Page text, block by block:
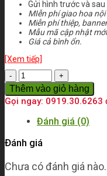
Gửi hình trước và sau
MIễn phí giao hoa
Miễn phí thiệp,
Mẫu mã cập nhật
Giá cả bình ổn.
[Xem tiếp]
Số
lượng
Thêm vào giỏ hàng
Gọi ngay:
Đánh giá (0)
Đánh giá
Chưa có đánh giá nào.